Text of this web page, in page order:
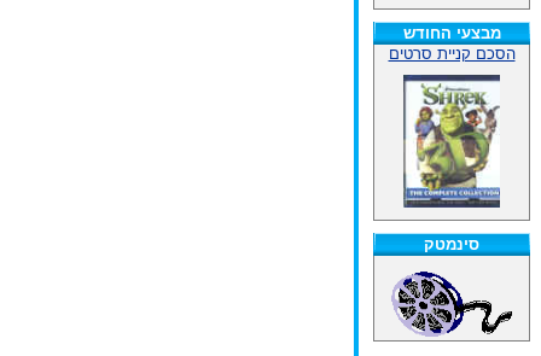
מבצעי החודש
הסכם קניית סרטים
סינמטק